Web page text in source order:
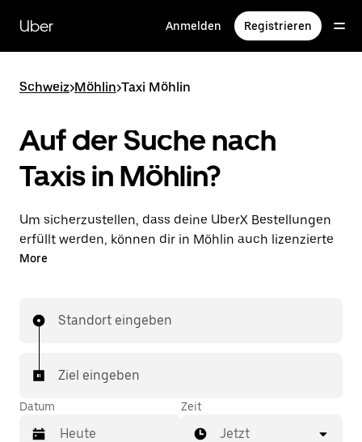
zum
Hauptinhalt
Uber Anmelden Registrieren
Schweiz>Möhlin>Taxi Möhlin
Auf der Suche nach
Taxis in Möhlin?
Um sicherzustellen, dass deine UberX Bestellungen
erfüllt werden, können dir in Möhlin auch lizenzierte
Taxifahrer*innen zugewiesen werden. In diesem Fall
UberX kennst, während du mit einem Taxi an dein
In einigen Städten der Schweiz kannst du in der
Uber App gezielt ein Taxi bestellen, wenn du sicher
sein möchtest, dass dir ein Taxi für deine Fahrt
zugewiesen wird.
More
Standort eingeben
Ziel eingeben
Datum Zeit
Jetzt